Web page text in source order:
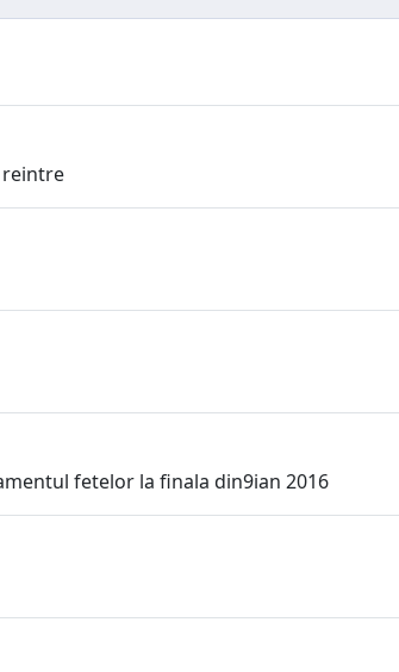
reintre
fetelor la finala din9ian 2016